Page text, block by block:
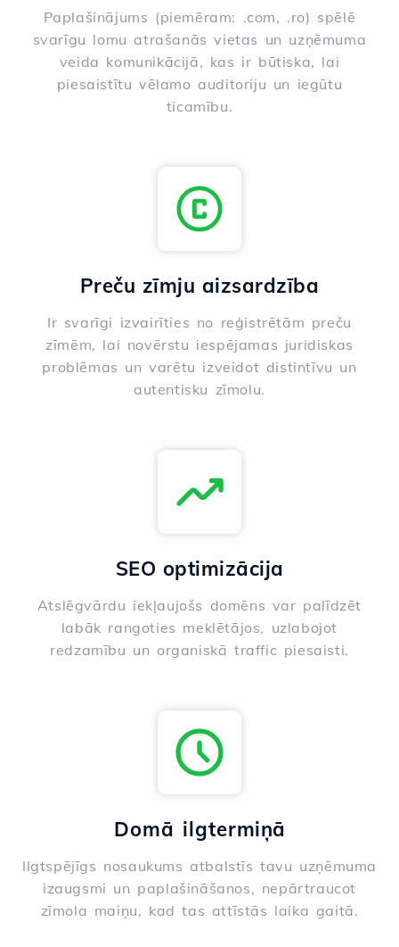
Paplašinājums (piemēram: .com, .ro) spēlē
svarīgu lomu atrašanās vietas un uzņēmuma
veida komunikācijā, kas ir būtiska, lai
piesaistītu vēlamo auditoriju un iegūtu
ticamību.
Preču zīmju aizsardzība
Ir svarīgi izvairīties no reģistrētām preču
zīmēm, lai novērstu iespējamas juridiskas
problēmas un varētu izveidot distintīvu un
autentisku zīmolu.
SEO optimizācija
Atslēgvārdu iekļaujošs domēns var palīdzēt
labāk rangoties meklētājos, uzlabojot
redzamību un organiskā traffic piesaisti.
Domā ilgtermiņā
Ilgtspējīgs nosaukums atbalstīs tavu uzņēmuma
izaugsmi un paplašināšanos, nepārtraucot
zīmola maiņu, kad tas attīstās laika gaitā.